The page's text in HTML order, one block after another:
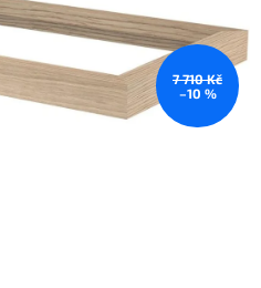
7 710 Kč
–10 %